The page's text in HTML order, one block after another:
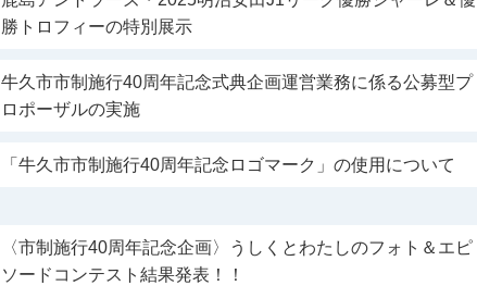
勝トロフィーの特別展示
牛久市市制施行40周年記念式典企画運営業務に係る公募型プ
ロポーザルの実施
「牛久市市制施行40周年記念ロゴマーク」の使用について
〈市制施行40周年記念企画〉うしくとわたしのフォト＆エピ
ソードコンテスト結果発表！！